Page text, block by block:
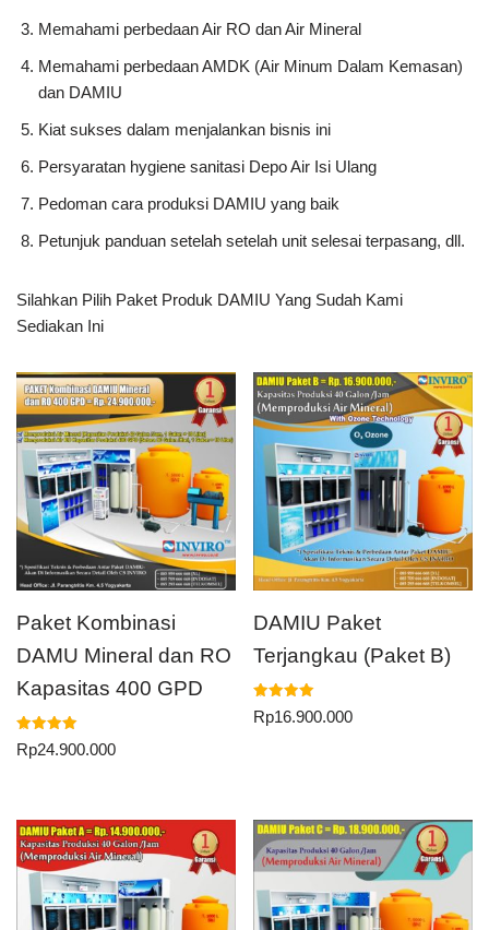
Memahami perbedaan Air RO dan Air Mineral
Memahami perbedaan AMDK (Air Minum Dalam Kemasan)
dan DAMIU
Kiat sukses dalam menjalankan bisnis ini
Persyaratan hygiene sanitasi Depo Air Isi Ulang
Pedoman cara produksi DAMIU yang baik
Petunjuk panduan setelah setelah unit selesai terpasang, dll.
Silahkan Pilih Paket Produk DAMIU Yang Sudah Kami
Sediakan Ini
Paket Kombinasi
DAMU Mineral dan RO
Kapasitas 400 GPD
Dinilai
5.00
Rp24.900.000
DAMIU Paket
Terjangkau (Paket B)
Dinilai
5.00
Rp16.900.000